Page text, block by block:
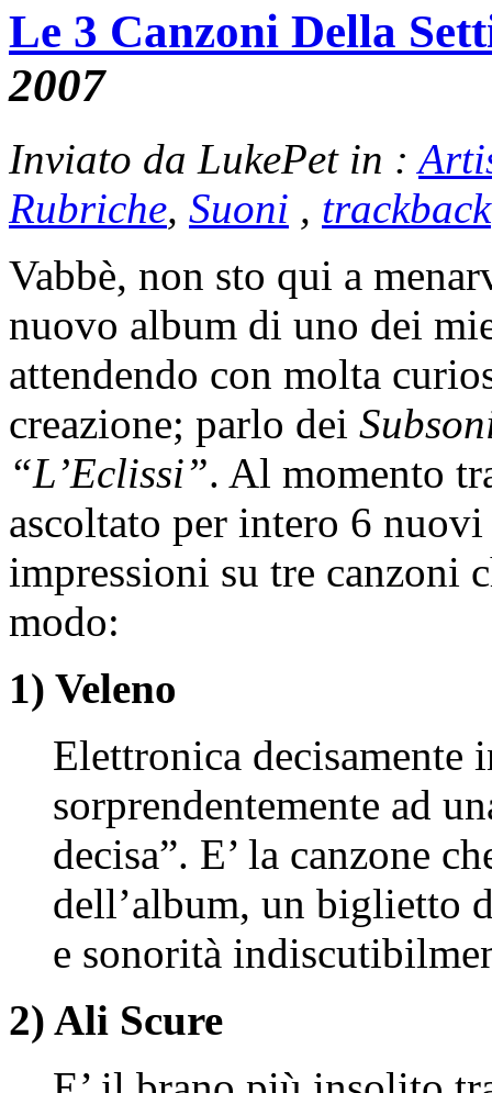
Le 3 Canzoni Della
2007
Inviato da LukePet in :
Rubriche, Suoni , trackback
Vabbè, non sto qui a
nuovo album di uno dei
attendendo con molta
creazione; parlo dei
“L’Eclissi”. Al momento
ascoltato per intero 6
impressioni su tre canzoni
modo:
1) Veleno
Elettronica decisamente
sorprendentemente ad
decisa”. E’ la canzone
dell’album, un biglietto
e sonorità
2) Ali Scure